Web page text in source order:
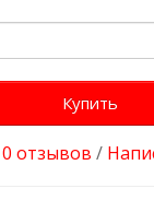
Купить
0 отзывов /